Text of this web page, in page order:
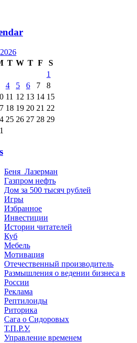
2026
T W T F
S
1
4 5 6 7
8
11 12 13 14 15
18 19 20 21 22
25 26 27 28 29
Беня_Лазерман
Газпром нефть
Дом за 500 тысяч рублей
Игры
Избранное
Инвестиции
Истории читателей
Куб
Мебель
Мотивация
Отечественный производитель
Размышления о ведении бизнеса в
России
Реклама
Рептилоиды
Риторика
Сага о Сидоровых
Т.П.Р.У.
Управление временем